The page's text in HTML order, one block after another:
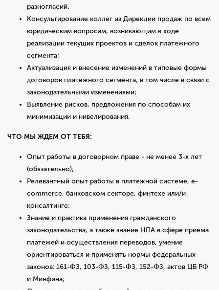
разногласий.
Консультирование коллег из Дирекции продаж по всем
юридическим вопросам, возникающим в ходе
реализации текущих проектов и сделок платежного
сегмента;
Актуализация и внесение изменений в типовые формы
договоров платежного сегмента, в том числе в связи с
законодательными изменениями;
Выявление рисков, предложения по способам их
минимизации и нивелирования.
ЧТО МЫ ЖДЕМ ОТ ТЕБЯ:
Опыт работы в договорном праве - не менее 3-х лет
(обязательно);
Релевантный опыт работы в платежной системе, e-
commerce, банковском секторе, финтехе или/и
консалтинге;
Знание и практика применения гражданского
законодательства, а также знание НПА в сфере приема
платежей и осуществления переводов, умение
ориентироваться и применять нормы федеральных
законов: 161-ФЗ, 103-ФЗ, 115-ФЗ, 152-ФЗ, актов ЦБ РФ
и Минфина;